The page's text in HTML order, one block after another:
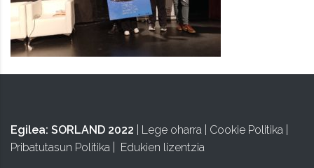
Egilea: SORLAND 2022 Lege oharra Cookie Politika
Pribatutasun Politika
Edukien lizentzia